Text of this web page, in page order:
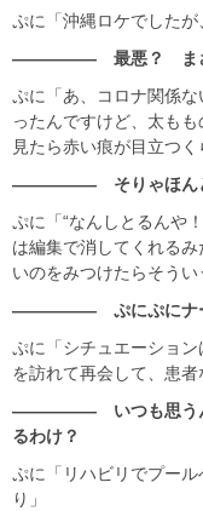
ぷに「沖縄ロケでしたが
――――― 最悪？ まさ
ぷに「あ、コロナ関係
ったんですけど、太も
見たら赤い痕が目立つく
――――― そりゃほん
ぷに「“なんしとるんや
は編集で消してくれる
いのをみつけたらそうい
――――― ぷにぷにナー
ぷに「シチュエーショ
を訪れて再会して、患者
――――― いつも思うん
るわけ？
ぷに「リハビリでプー
り」